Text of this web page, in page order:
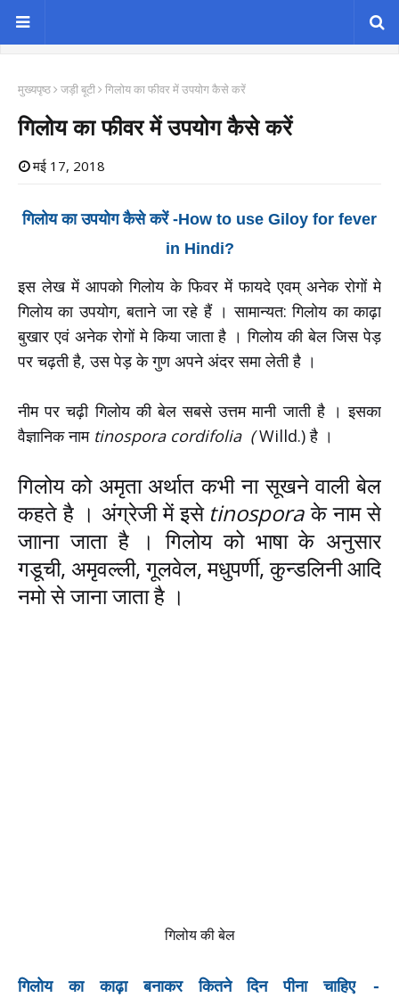
मुख्यपृष्ठ जड़ी बूटी गिलोय का फीवर में उपयोग कैसे करें
गिलोय का फीवर में उपयोग कैसे करें
मई 17, 2018
गिलोय का उपयोग कैसे करें -How to use Giloy for fever
in Hindi?
इस लेख में आपको गिलोय के फिवर में फायदे एवम् अनेक रोगों मे
गिलोय का उपयोग, बताने जा रहे हैं। सामान्यत: गिलोय का काढ़ा
बुखार एवं अनेक रोगों मे किया जाता है ।गिलोय की बेल जिस पेड़
पर चढ़ती है, उस पेड़ के गुण अपने अंदर समा लेती है ।
नीम पर चढ़ी गिलोय की बेल सबसे उत्तम मानी जाती है । इसका
वैज्ञानिक नाम tinospora cordifolia (Willd.) है ।
गिलोय को अमृता अर्थात कभी ना सूखने वाली बेल
कहते है । अंग्रेजी में इसे tinosporaके नाम से
जााना जाता है । गिलोय को भाषा के अनुसार
गडूची, अमृवल्ली, गूलवेल, मधुपर्णी, कुन्डलिनी आदि
नमो से जाना जाता है ।
गिलोय की बेल
गिलोय का काढ़ा बनाकर कितने दिन पीना चाहिए -